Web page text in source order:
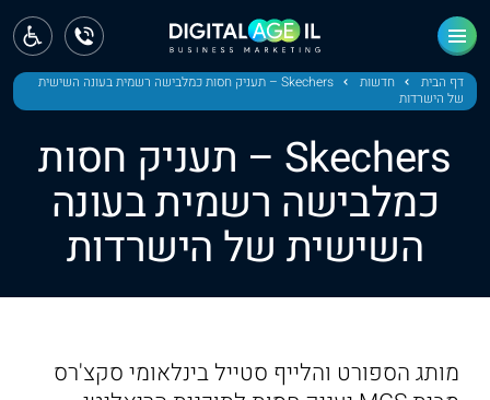
דף הבית חדשות
Skechers – תעניק חסות כמלבישה רשמית בעונה השישית
של הישרדות
Skechers – תעניק חסות
כמלבישה רשמית בעונה
השישית של הישרדות
מותג הספורט והלייף סטייל בינלאומי סקצ'רס
ראשי
חדשות
מחוז חיפה
מחוז מרכז
תל אביב